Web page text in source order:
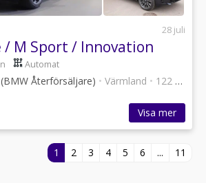
28 juli
/ M Sport / Innovation
Automat
Återförsäljare) • Värmland • 122 annonser
Visa mer
1 2 3 4 5 6 ... 11